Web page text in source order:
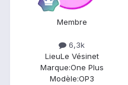
Membre
6,3k
LieuLe Vésinet
Marque:One Plus
Modèle:OP3